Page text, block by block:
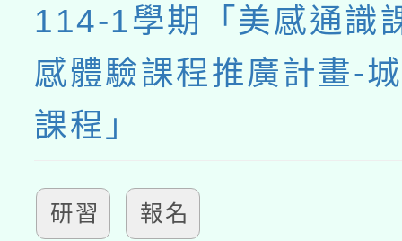
114-1學期「美感通識
感體驗課程推廣計畫-
課程」
研習 報名